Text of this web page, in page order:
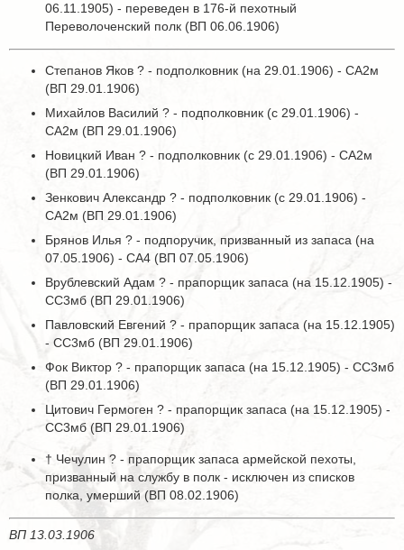
06.11.1905) - переведен в 176-й пехотный
Переволоченский полк (ВП 06.06.1906)
Степанов Яков ? - подполковник (на 29.01.1906) - СА2м
(ВП 29.01.1906)
Михайлов Василий ? - подполковник (с 29.01.1906) -
СА2м (ВП 29.01.1906)
Новицкий Иван ? - подполковник (с 29.01.1906) - СА2м
(ВП 29.01.1906)
Зенкович Александр ? - подполковник (с 29.01.1906) -
СА2м (ВП 29.01.1906)
Брянов Илья ? - подпоручик, призванный из запаса (на
07.05.1906) - СА4 (ВП 07.05.1906)
Врублевский Адам ? - прапорщик запаса (на 15.12.1905) -
СС3мб (ВП 29.01.1906)
Павловский Евгений ? - прапорщик запаса (на 15.12.1905)
- СС3мб (ВП 29.01.1906)
Фок Виктор ? - прапорщик запаса (на 15.12.1905) - СС3мб
(ВП 29.01.1906)
Цитович Гермоген ? - прапорщик запаса (на 15.12.1905) -
СС3мб (ВП 29.01.1906)
† Чечулин ? - прапорщик запаса армейской пехоты,
призванный на службу в полк - исключен из списков
полка, умерший (ВП 08.02.1906)
ВП 13.03.1906